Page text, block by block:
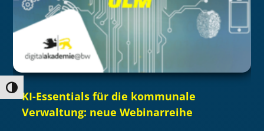
Umschalten auf hohe Kontraste
KI-Essentials für die kommunale
Verwaltung: neue Webinarreihe